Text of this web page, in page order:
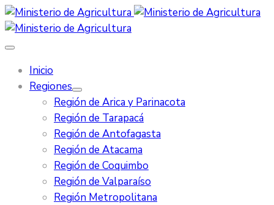
Inicio
Regiones
Región de Arica y Parinacota
Región de Tarapacá
Región de Antofagasta
Región de Atacama
Región de Coquimbo
Región de Valparaíso
Región Metropolitana